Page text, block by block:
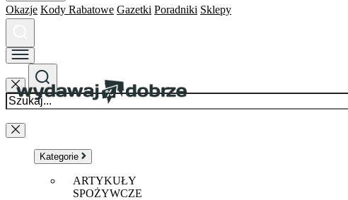
Okazje Kody Rabatowe Gazetki Poradniki Sklepy
Kategorie
ARTYKUŁY
SPOŻYWCZE